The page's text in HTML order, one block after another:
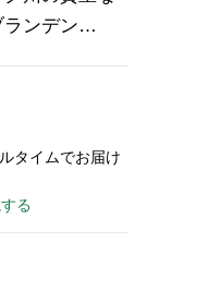
ランデン…
タイムでお届け
る